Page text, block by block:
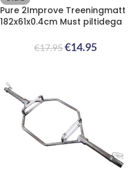
Pure 2Improve Treeningmatt
182x61x0.4cm Must piltidega
€17.95€14.95